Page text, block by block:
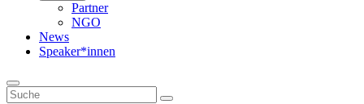
Partner
NGO
News
Speaker*innen